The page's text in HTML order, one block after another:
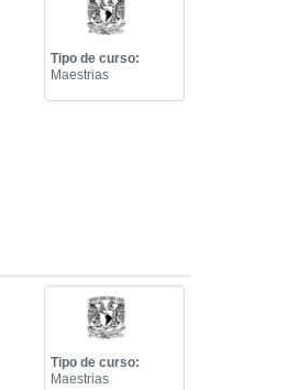
Tipo de curso:
Maestrias
Tipo de curso:
Maestrias